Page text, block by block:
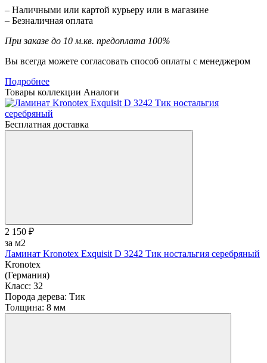
– Наличными или картой курьеру или в магазине
– Безналичная оплата
При заказе до 10 м.кв. предоплата 100%
Вы всегда можете согласовать способ оплаты с менеджером
Подробнее
Товары коллекции Аналоги
Бесплатная доставка
2 150 ₽
за м2
Ламинат Kronotex Exquisit D 3242 Тик ностальгия серебряный
Kronotex
(Германия)
Класс: 32
Порода дерева: Тик
Толщина: 8 мм